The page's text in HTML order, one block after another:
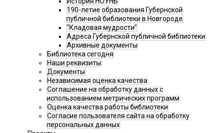
190-летие образования Губернской
публичной библиотеки в Новгороде
"Кладовая мудрости"
Адреса Губернской публичной библиотеки
Архивные документы
Библиотека сегодня
Наши реквизиты
Документы
Независимая оценка качества
Соглашение на обработку данных с
использованием метрических программ
Оценка качества работы библиотеки
Согласие пользователя сайта на обработку
персональных данных